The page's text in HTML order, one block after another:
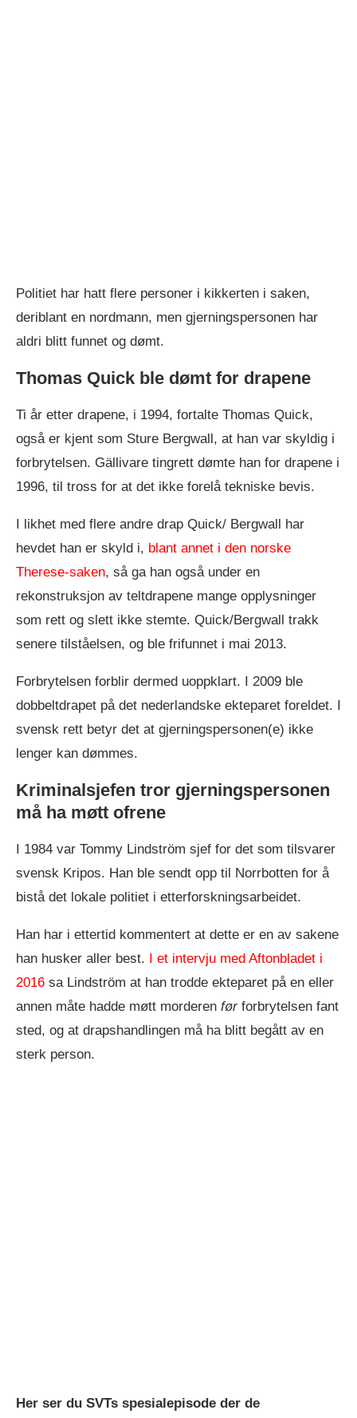
Politiet har hatt flere personer i kikkerten i saken,
deriblant en nordmann, men gjerningspersonen har
aldri blitt funnet og dømt.
Thomas Quick ble dømt for drapene
Ti år etter drapene, i 1994, fortalte Thomas Quick,
også er kjent som Sture Bergwall, at han var skyldig i
forbrytelsen. Gällivare tingrett dømte han for drapene i
1996, til tross for at det ikke forelå tekniske bevis.
I likhet med flere andre drap Quick/ Bergwall har
hevdet han er skyld i, blant annet i den norske
Therese-saken, så ga han også under en
rekonstruksjon av teltdrapene mange opplysninger
som rett og slett ikke stemte. Quick/Bergwall trakk
senere tilståelsen, og ble frifunnet i mai 2013.
Forbrytelsen forblir dermed uoppklart. I 2009 ble
dobbeltdrapet på det nederlandske ekteparet foreldet. I
svensk rett betyr det at gjerningspersonen(e) ikke
lenger kan dømmes.
Kriminalsjefen tror gjerningspersonen
må ha møtt ofrene
I 1984 var Tommy Lindström sjef for det som tilsvarer
svensk Kripos. Han ble sendt opp til Norrbotten for å
bistå det lokale politiet i etterforskningsarbeidet.
Han har i ettertid kommentert at dette er en av sakene
han husker aller best.
I et intervju med Aftonbladet i
2016 sa Lindström at han trodde ekteparet på en eller
annen måte hadde møtt morderen før forbrytelsen fant
sted, og at drapshandlingen må ha blitt begått av en
sterk person.
Her ser du SVTs spesialepisode der de